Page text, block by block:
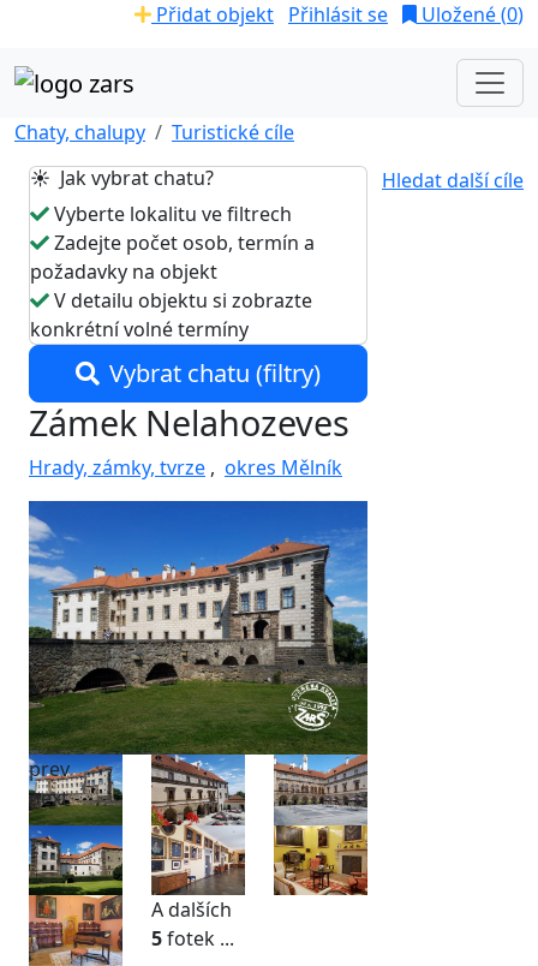
Přidat objekt Přihlásit se Uložené (0)
Chaty, chalupy
Turistické cíle
Hledat další cíle
☀️ Jak vybrat chatu?
Vyberte lokalitu ve filtrech
Zadejte počet osob, termín a
požadavky na objekt
V detailu objektu si zobrazte
konkrétní volné termíny
Vybrat chatu (filtry)
Zámek Nelahozeves
Hrady, zámky, tvrze , okres Mělník
prev
next
A dalších
5fotek ...